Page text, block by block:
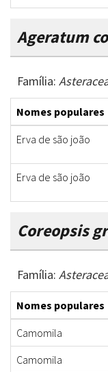
Ageratum
Família:
Nomes populares
Erva de são joão
Erva de são joão
Coreopsis
Família:
Nomes populares
Camomila
Camomila